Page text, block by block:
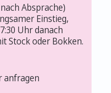
Absprache)
Einstieg,
Uhr danach
Stock oder Bokken.
anfragen